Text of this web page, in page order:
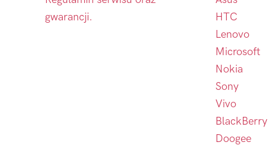
gwarancji.
HTC
Lenovo
Microsoft
Nokia
Sony
Vivo
BlackBerry
Doogee